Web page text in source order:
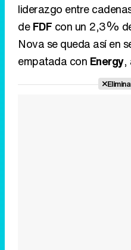
liderazgo entre
deFDF con un 2,3%
Nova se queda así en
empatada con Energy,